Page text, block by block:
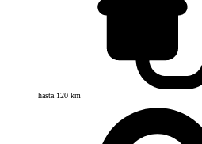
hasta 120 km